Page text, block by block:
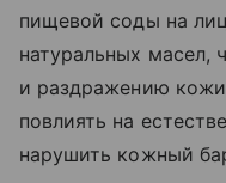
пищевой соды на
натуральных масел,
и раздражению
повлиять на
нарушить кожный